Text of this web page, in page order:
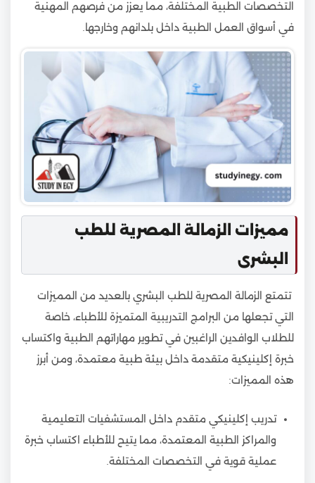
التخصصات الطبية المختلفة، مما يعزز من فرصهم المهنية
في أسواق العمل الطبية داخل بلدانهم وخارجها.
مميزات الزمالة المصرية للطب
البشرى
تتمتع الزمالة المصرية للطب البشري بالعديد من المميزات
التي تجعلها من البرامج التدريبية المتميزة للأطباء، خاصة
للطلاب الوافدين الراغبين في تطوير مهاراتهم الطبية واكتساب
خبرة إكلينيكية متقدمة داخل بيئة طبية معتمدة، ومن أبرز
هذه المميزات:
تدريب إكلينيكي متقدم داخل المستشفيات التعليمية
والمراكز الطبية المعتمدة، مما يتيح للأطباء اكتساب خبرة
عملية قوية في التخصصات المختلفة.